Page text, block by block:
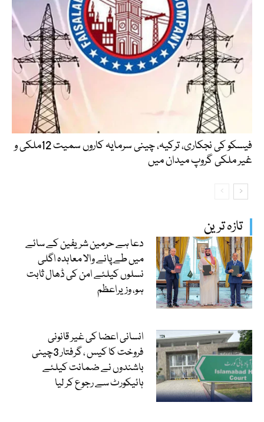
تازہ ترین
دعا ہے حرمین شریفین کے سائے
میں طے پانے والا معاہدہ اگلی
نسلوں کیلئے امن کی ڈھال ثابت
ہو، وزیراعظم
انسانی اعضا کی غیر قانونی
فروخت کا کیس ، گرفتار 3چینی
باشندوں نے ضمانت کیلئے
ہائیکورٹ سے رجوع کر لیا
فیسکو کی نجکاری، ترکیہ، چینی سرمایہ کاروں سمیت 12ملکی و
غیر ملکی گروپ میدان میں